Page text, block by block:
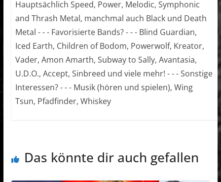
Hauptsächlich Speed, Power, Melodic, Symphonic
and Thrash Metal, manchmal auch Black und Death
Metal - - - Favorisierte Bands? - - - Blind Guardian,
Iced Earth, Children of Bodom, Powerwolf, Kreator,
Vader, Amon Amarth, Subway to Sally, Avantasia,
U.D.O., Accept, Sinbreed und viele mehr! - - - Sonstige
Interessen? - - - Musik (hören und spielen), Wing
Tsun, Pfadfinder, Whiskey
Das könnte dir auch gefallen